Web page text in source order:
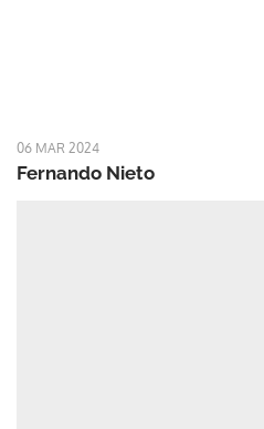
06 MAR 2024
Fernando Nieto